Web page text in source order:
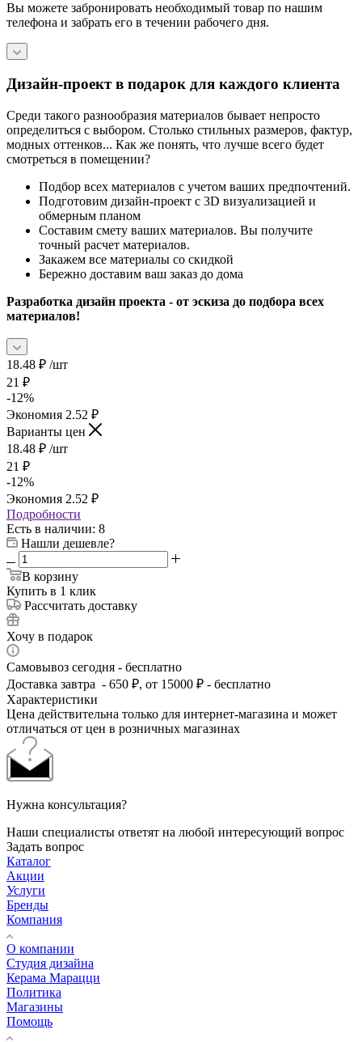
Вы можете забронировать необходимый товар по нашим
телефона и забрать его в течении рабочего дня.
Дизайн-проект в подарок для каждого клиента
Среди такого разнообразия материалов бывает непросто
определиться с выбором. Столько стильных размеров, фактур,
модных оттенков... Как же понять, что лучше всего будет
смотреться в помещении?
Подбор всех материалов с учетом ваших предпочтений.
Подготовим дизайн-проект с 3D визуализацией и
обмерным планом
Составим смету ваших материалов. Вы получите
точный расчет материалов.
Закажем все материалы со скидкой
Бережно доставим ваш заказ до дома
Разработка дизайн проекта - от эскиза до подбора всех
материалов!
18.48 ₽ /шт
21 ₽
-12%
Экономия 2.52 ₽
Варианты цен
18.48 ₽ /шт
21 ₽
-12%
Экономия 2.52 ₽
Подробности
Есть в наличии: 8
Нашли дешевле?
В корзину
Купить в 1 клик
Рассчитать доставку
Хочу в подарок
Самовывоз сегодня - бесплатно
Доставка завтра - 650 ₽, от 15000 ₽ - бесплатно
Характеристики
Цена действительна только для интернет-магазина и может
отличаться от цен в розничных магазинах
Нужна консультация?
Наши специалисты ответят на любой интересующий вопрос
Задать вопрос
Каталог
Акции
Услуги
Бренды
Компания
О компании
Студия дизайна
Керама Марацци
Политика
Магазины
Помощь